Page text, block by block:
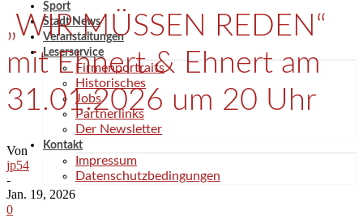
Sport
Stadt News
Veranstaltungen
Leserservice
Firmenportraits
Historisches
Jobs
Partnerlinks
Der Newsletter
Kontakt
Impressum
Datenschutzbedingungen
„WIR MÜSSEN REDEN“
mit Ehnert & Ehnert am
31.01.2026 um 20 Uhr
Von
jp54
-
Jan. 19, 2026
0